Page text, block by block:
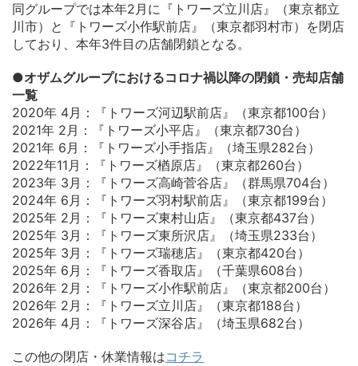
同グループでは本年2月に『トワーズ立川店』（東京都立
川市）と『トワーズ小作駅前店』（東京都羽村市）を閉店
しており、本年3件目の店舗閉鎖となる。
●オザムグループにおけるコロナ禍以降の閉鎖・売却店舗
一覧
2020年 4月：『トワーズ河辺駅前店』（東京都100台）
2021年 2月：『トワーズ小平店』（東京都730台）
2021年 6月：『トワーズ小手指店』（埼玉県282台）
2022年11月：『トワーズ楢原店』（東京都260台）
2023年 3月：『トワーズ高崎菅谷店』（群馬県704台）
2024年 6月：『トワーズ羽村駅前店』（東京都199台）
2025年 2月：『トワーズ東村山店』（東京都437台）
2025年 3月：『トワーズ東所沢店』（埼玉県233台）
2025年 3月：『トワーズ瑞穂店』（東京都420台）
2025年 6月：『トワーズ香取店』（千葉県608台）
2026年 2月：『トワーズ小作駅前店』（東京都200台）
2026年 2月：『トワーズ立川店』（東京都188台）
2026年 4月：『トワーズ深谷店』（埼玉県682台）
この他の閉店・休業情報はコチラ